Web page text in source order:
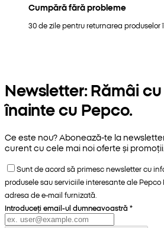
Cumpără fără probleme
30 de zile pentru returnarea produselor
Newsletter: Rămâi
înainte cu Pepco.
Ce este nou? Abonează-te la
curent cu cele mai noi oferte și promoții.
Sunt de acord să primesc newsletter cu
produsele sau serviciile interesante ale Pepco
adresa de e-mail furnizată.
Introduceți email-ul dumneavoastră *